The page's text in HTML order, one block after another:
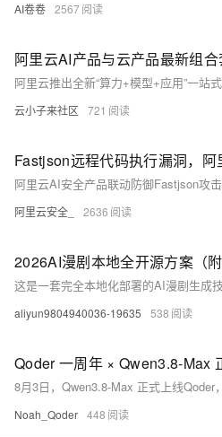
AI卷卷 2567
云小子来社区 721
阿里云AI安全产品联动防御Fastjson攻击
阿里云安全_ 2636
aliyun9804940036-19635 538
Noah_Qoder 448